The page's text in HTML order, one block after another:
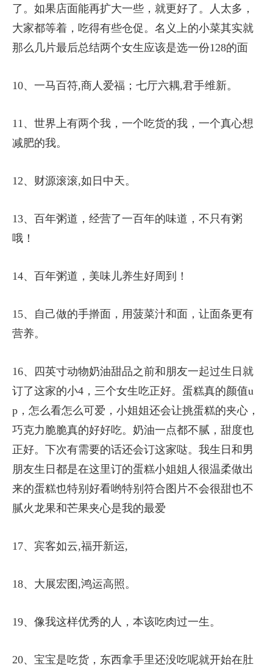
了。如果店面能再扩大一些，就更好了。人太多，
大家都等着，吃得有些仓促。名义上的小菜其实就
那么几片最后总结两个女生应该是选一份128的面
10、一马百符,商人爱福；七厅六耦,君手维新。
11、世界上有两个我，一个吃货的我，一个真心想
减肥的我。
12、财源滚滚,如日中天。
13、百年粥道，经营了一百年的味道，不只有粥
哦！
14、百年粥道，美味儿养生好周到！
15、自己做的手擀面，用菠菜汁和面，让面条更有
营养。
16、四英寸动物奶油甜品之前和朋友一起过生日就
订了这家的小4，三个女生吃正好。蛋糕真的颜值u
p，怎么看怎么可爱，小姐姐还会让挑蛋糕的夹心，
巧克力脆脆真的好好吃。奶油一点都不腻，甜度也
正好。下次有需要的话还会订这家哒。我生日和男
朋友生日都是在这里订的蛋糕小姐姐人很温柔做出
来的蛋糕也特别好看哟特别符合图片不会很甜也不
腻火龙果和芒果夹心是我的最爱
17、宾客如云,福开新运,
18、大展宏图,鸿运高照。
19、像我这样优秀的人，本该吃肉过一生。
20、宝宝是吃货，东西拿手里还没吃呢就开始在肚